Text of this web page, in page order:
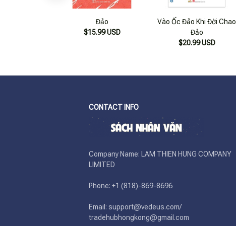
Đảo
$15.99 USD
Vào Ốc Đảo Khi Đời Chao
Đảo
$20.99 USD
CONTACT INFO
Company Name: LAM THIEN HUNG COMPANY
LIMITED
Phone: +1 (818)-869-8696
Email: support@vedeus.com/
tradehubhongkong@gmail.com